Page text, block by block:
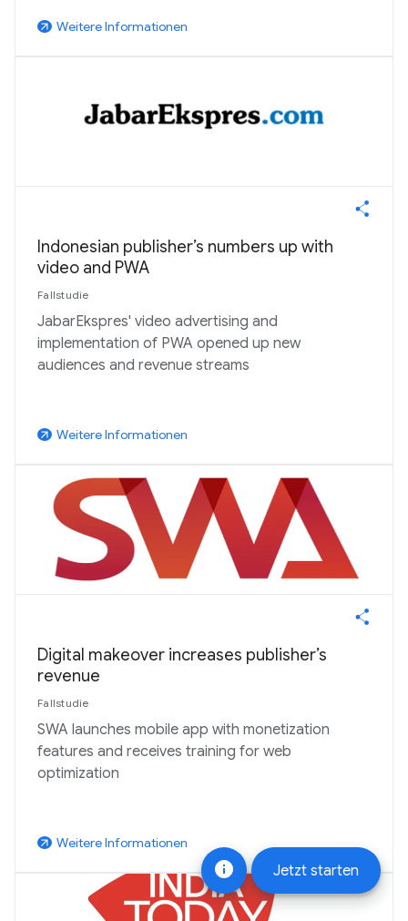
info Jetzt starten
arrow_outward Weitere Informationen
Indonesian publisher’s numbers up with
video and PWA
Fallstudie
JabarEkspres' video advertising and
implementation of PWA opened up new
audiences and revenue streams
arrow_outward Weitere Informationen
Digital makeover increases publisher’s
revenue
Fallstudie
SWA launches mobile app with monetization
features and receives training for web
optimization
arrow_outward Weitere Informationen